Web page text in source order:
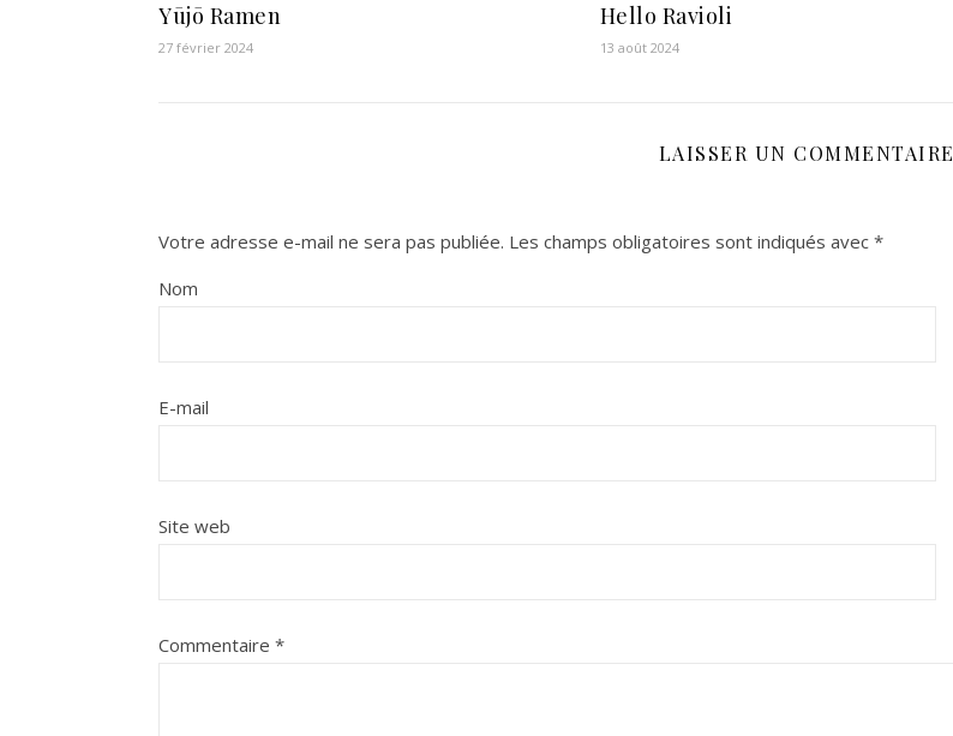
Yūjō Ramen
27 février 2024
Hello Ravioli
13 août 2024
LAISSER UN COMMENTAIRE
Votre adresse e-mail ne sera pas publiée. Les champs obligatoires sont indiqués avec *
Nom
E-mail
Site web
Commentaire *